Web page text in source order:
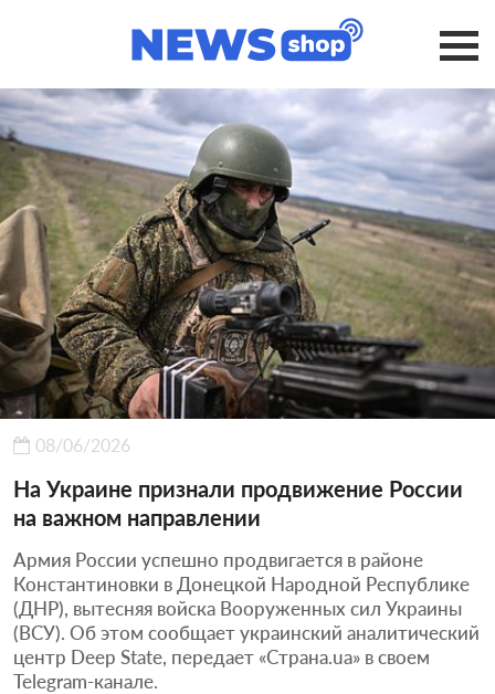
08/06/2026
На Украине признали продвижение России
на важном направлении
Армия России успешно продвигается в районе
Константиновки в Донецкой Народной Республике
(ДНР), вытесняя войска Вооруженных сил Украины
(ВСУ). Об этом сообщает украинский аналитический
центр Deep State, передает «Страна.ua» в своем
Telegram-канале.